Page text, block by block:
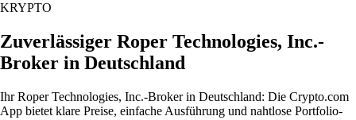
KRYPTO
Zuverlässiger Roper Technologies, Inc.-
Broker in Deutschland
Ihr Roper Technologies, Inc.-Broker in Deutschland: Die Crypto.com
App bietet klare Preise, einfache Ausführung und nahtlose Portfolio-